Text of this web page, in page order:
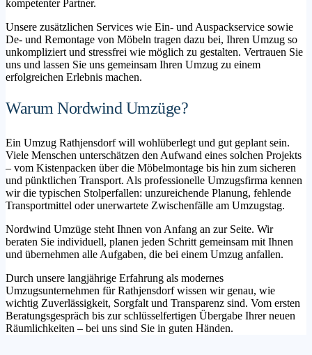
kompetenter Partner.
Unsere zusätzlichen Services wie Ein- und Auspackservice sowie
De- und Remontage von Möbeln tragen dazu bei, Ihren Umzug so
unkompliziert und stressfrei wie möglich zu gestalten. Vertrauen Sie
uns und lassen Sie uns gemeinsam Ihren Umzug zu einem
erfolgreichen Erlebnis machen.
Warum Nordwind Umzüge?
Ein Umzug Rathjensdorf will wohlüberlegt und gut geplant sein.
Viele Menschen unterschätzen den Aufwand eines solchen Projekts
– vom Kistenpacken über die Möbelmontage bis hin zum sicheren
und pünktlichen Transport. Als professionelle Umzugsfirma kennen
wir die typischen Stolperfallen: unzureichende Planung, fehlende
Transportmittel oder unerwartete Zwischenfälle am Umzugstag.
Nordwind Umzüge steht Ihnen von Anfang an zur Seite. Wir
beraten Sie individuell, planen jeden Schritt gemeinsam mit Ihnen
und übernehmen alle Aufgaben, die bei einem Umzug anfallen.
Durch unsere langjährige Erfahrung als modernes
Umzugsunternehmen für Rathjensdorf wissen wir genau, wie
wichtig Zuverlässigkeit, Sorgfalt und Transparenz sind. Vom ersten
Beratungsgespräch bis zur schlüsselfertigen Übergabe Ihrer neuen
Räumlichkeiten – bei uns sind Sie in guten Händen.